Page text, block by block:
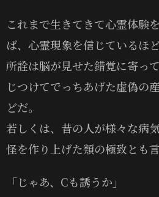
これまで生きてきて心霊体験
ば、心霊現象を信じているほ
所詮は脳が見せた錯覚に寄っ
じつけてでっちあげた虚偽の
どだ。
若しくは、昔の人が様々な病
怪を作り上げた類の極致とも言
「じゃあ、Cも誘うか」